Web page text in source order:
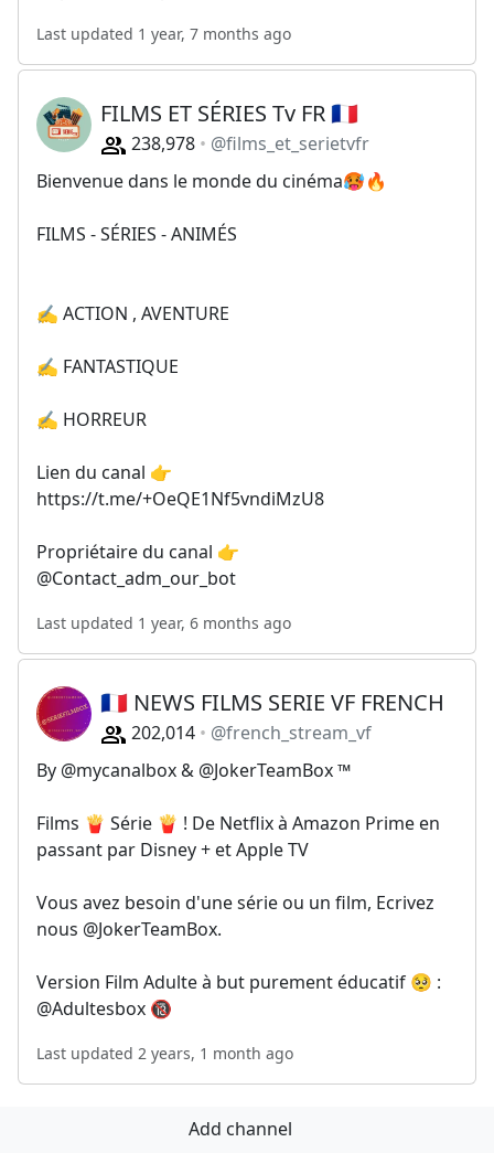
Last updated 1 year, 7 months ago
FILMS ET SÉRIES Tv FR 🇫🇷
238,978
@films_et_serietvfr
Bienvenue dans le monde du cinéma🥵🔥
FILMS - SÉRIES - ANIMÉS
✍️ ACTION , AVENTURE
✍️ FANTASTIQUE
✍️ HORREUR
Lien du canal 👉
https://t.me/+OeQE1Nf5vndiMzU8
Propriétaire du canal 👉
@Contact_adm_our_bot
Last updated 1 year, 6 months ago
🇫🇷 NEWS FILMS SERIE VF FRENCH
202,014
@french_stream_vf
By @mycanalbox & @JokerTeamBox ™
Films 🍟 Série 🍟 ! De Netflix à Amazon Prime en
passant par Disney + et Apple TV
Vous avez besoin d'une série ou un film, Ecrivez
nous @JokerTeamBox.
Version Film Adulte à but purement éducatif 🥺 :
@Adultesbox 🔞
Last updated 2 years, 1 month ago
Add channel